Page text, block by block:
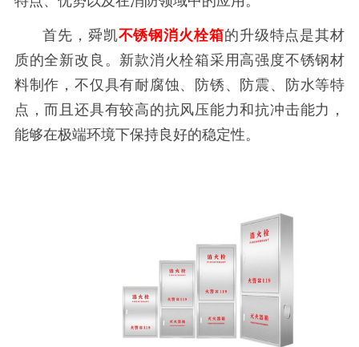
首先，舜凯不锈钢消火栓箱的升级特点是其材
质的全新改良。新款消火栓箱采用高强度不锈钢材
料制作，不仅具有耐腐蚀、防锈、防震、防水等特
点，而且还具有较高的抗风压能力和抗冲击能力，
能够在极端环境下保持良好的稳定性。